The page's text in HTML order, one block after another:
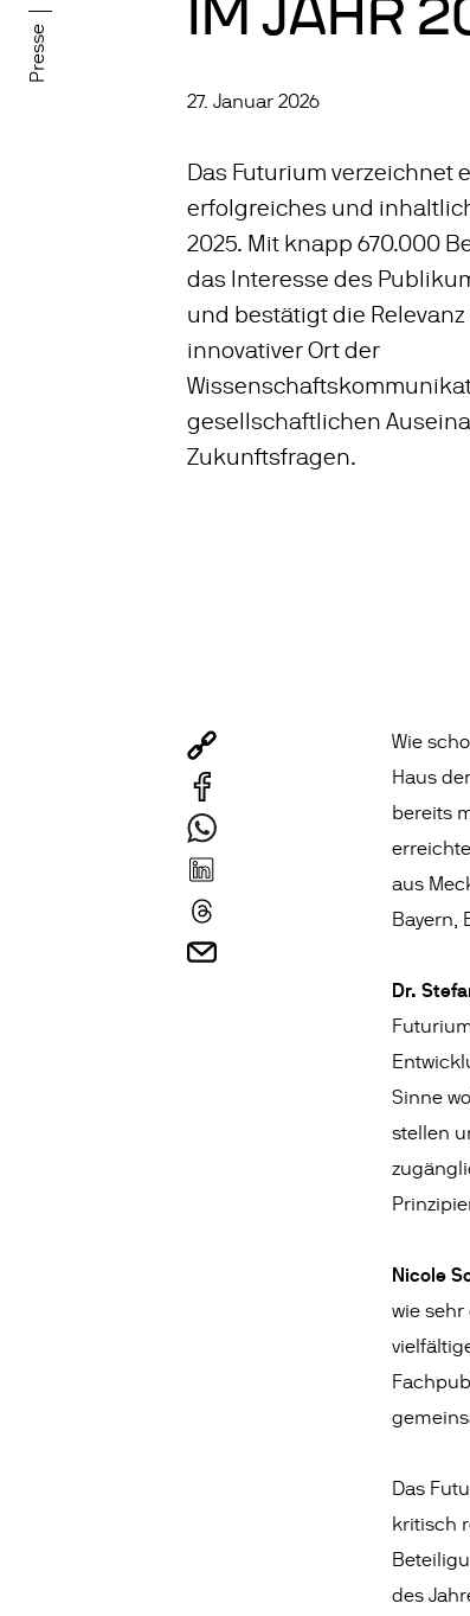
Presse
IM JAHR
27. Januar 2026
Das Futurium verzeichnet
erfolgreiches und
2025. Mit knapp 670.000
das Interesse des
und bestätigt die
innovativer Ort der
gesellschaftlichen
Zukunftsfragen.
Wie
Haus
bereits
aus
Bayern,
Dr.
Sinne
stellen
Nicole
wie
Das
kritisch
des